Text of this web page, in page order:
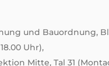
und Bauordnung,
Uhr),
Mitte, Tal 31